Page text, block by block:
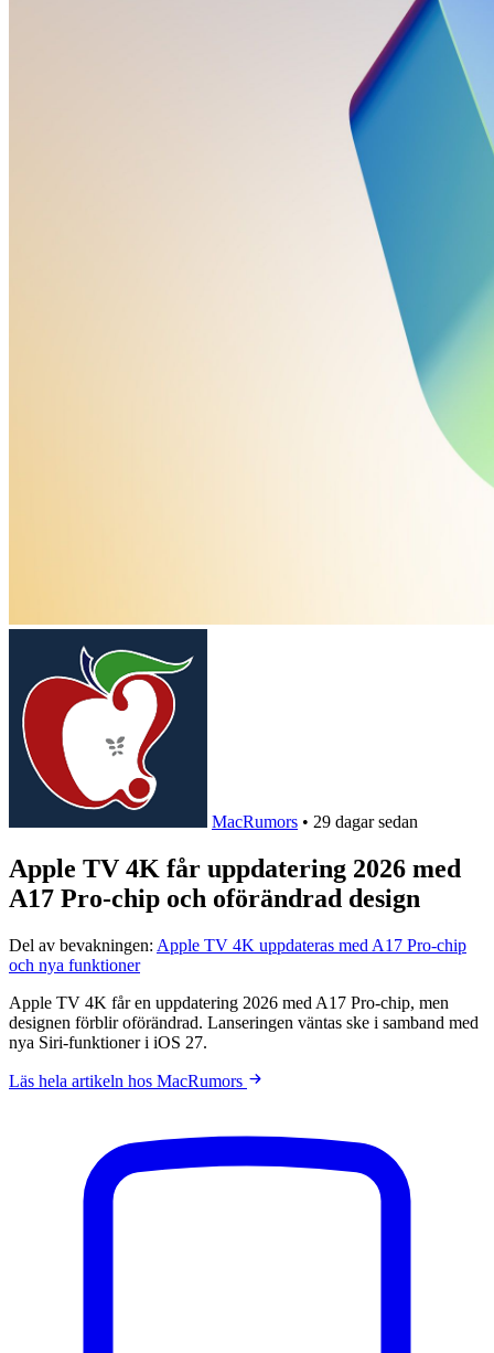
MacRumors • 29 dagar sedan
Apple TV 4K får uppdatering 2026 med
A17 Pro-chip och oförändrad design
Del av bevakningen: Apple TV 4K uppdateras med A17 Pro-chip
och nya funktioner
Apple TV 4K får en uppdatering 2026 med A17 Pro-chip, men
designen förblir oförändrad. Lanseringen väntas ske i samband med
nya Siri-funktioner i iOS 27.
Läs hela artikeln hos MacRumors